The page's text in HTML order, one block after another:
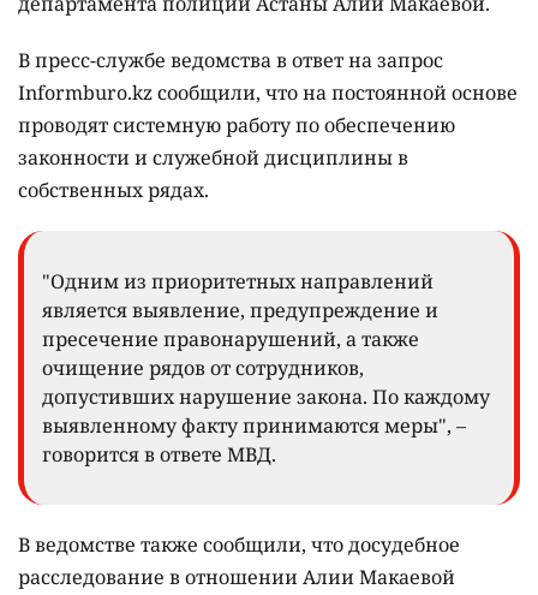
В пресс-службе ведомства в ответ на запрос
Informburo.kz сообщили, что на постоянной основе
проводят системную работу по обеспечению
законности и служебной дисциплины в
собственных рядах.
"Одним из приоритетных направлений
является выявление, предупреждение и
пресечение правонарушений, а также
очищение рядов от сотрудников,
допустивших нарушение закона. По каждому
выявленному факту принимаются меры", –
говорится в ответе МВД.
В ведомстве также сообщили, что досудебное
расследование в отношении Алии Макаевой